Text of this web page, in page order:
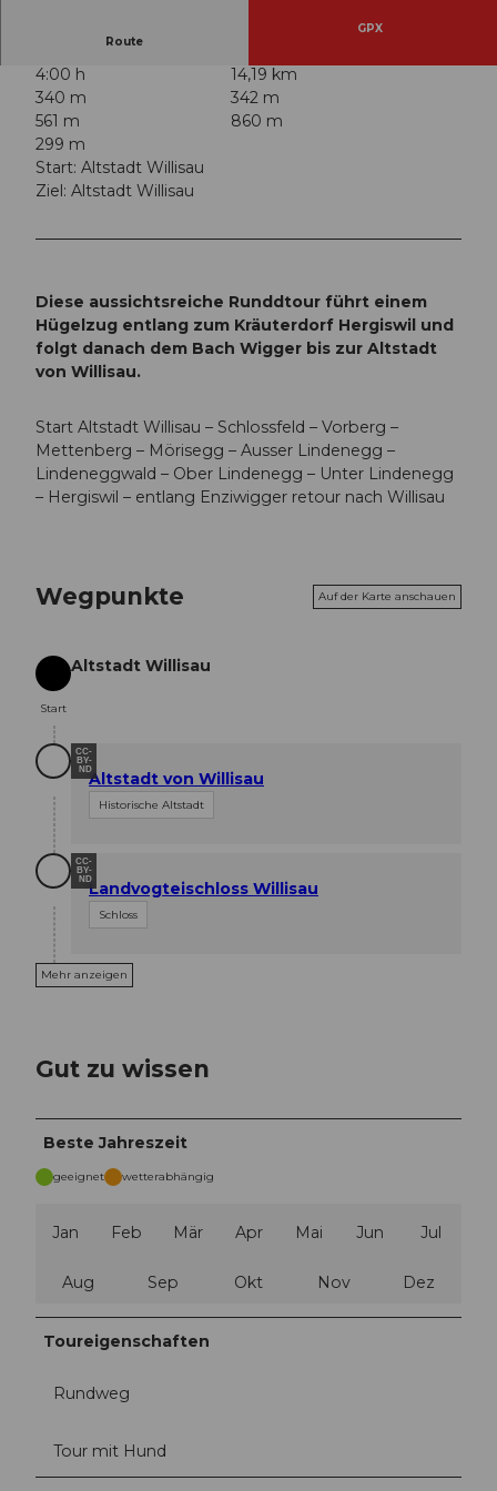
Route
GPX
4:00 h
14,19 km
340 m
342 m
561 m
860 m
299 m
Start: Altstadt Willisau
Ziel: Altstadt Willisau
Diese aussichtsreiche Runddtour führt einem
Hügelzug entlang zum Kräuterdorf Hergiswil und
folgt danach dem Bach Wigger bis zur Altstadt
von Willisau.
Start Altstadt Willisau – Schlossfeld – Vorberg –
Mettenberg – Mörisegg – Ausser Lindenegg –
Lindeneggwald – Ober Lindenegg – Unter Lindenegg
– Hergiswil – entlang Enziwigger retour nach Willisau
Wegpunkte Auf der Karte anschauen
Start
Start
Altstadt Willisau
CC-
BY-
NDAltstadt von Willisau
Historische Altstadt
CC-
BY-
NDLandvogteischloss Willisau
Schloss
Mehr anzeigen
Gut zu wissen
Beste Jahreszeit
geeignet wetterabhängig
Jan Feb Mär Apr Mai Jun Jul
Aug Sep Okt Nov Dez
Toureigenschaften
Rundweg
Tour mit Hund